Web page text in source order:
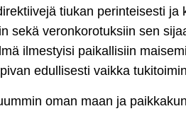
tiukan perinteisesti ja
sekä veronkorotuksiin sen
ilmestyisi paikallisiin
edullisesti vaikka
oman maan ja